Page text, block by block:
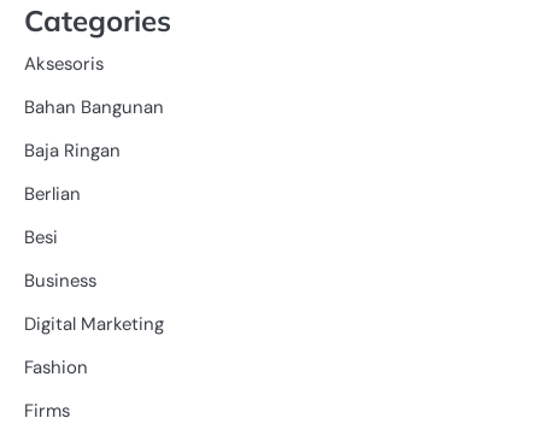
Categories
Aksesoris
Bahan Bangunan
Baja Ringan
Berlian
Besi
Business
Digital Marketing
Fashion
Firms